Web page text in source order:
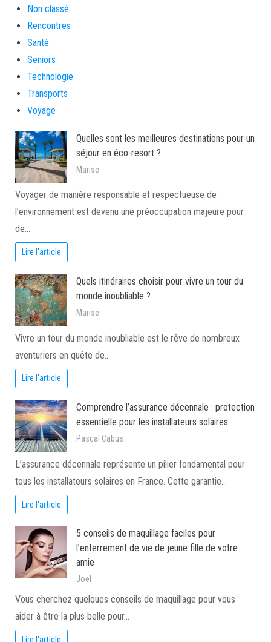
Non classé
Rencontres
Santé
Seniors
Technologie
Transports
Voyage
Quelles sont les meilleures destinations pour un
séjour en éco-resort ?
Marise
Voyager de manière responsable et respectueuse de
l’environnement est devenu une préoccupation majeure pour
de…
Lire l'article
Quels itinéraires choisir pour vivre un tour du
monde inoubliable ?
Marise
Vivre un tour du monde inoubliable est le rêve de nombreux
aventuriers en quête de…
Lire l'article
Comprendre l’assurance décennale : protection
essentielle pour les installateurs solaires
Pascal Cabus
L’assurance décennale représente un pilier fondamental pour
tous les installateurs solaires en France. Cette garantie…
Lire l'article
5 conseils de maquillage faciles pour
l’enterrement de vie de jeune fille de votre
amie
Joel
Vous cherchez quelques conseils de maquillage pour vous
aider à être la plus belle pour…
Lire l'article